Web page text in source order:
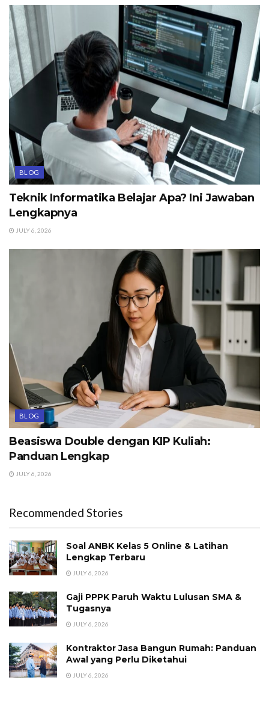
BLOG
Teknik Informatika Belajar Apa? Ini Jawaban
Lengkapnya
JULY 6, 2026
BLOG
Beasiswa Double dengan KIP Kuliah:
Panduan Lengkap
JULY 6, 2026
Recommended Stories
Soal ANBK Kelas 5 Online & Latihan
Lengkap Terbaru
JULY 6, 2026
Gaji PPPK Paruh Waktu Lulusan SMA &
Tugasnya
JULY 6, 2026
Kontraktor Jasa Bangun Rumah: Panduan
Awal yang Perlu Diketahui
JULY 6, 2026